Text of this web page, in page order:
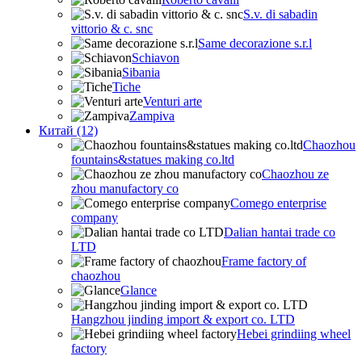
S.v. di sabadin
vittorio & c. snc
Same decorazione s.r.l
Schiavon
Sibania
Tiche
Venturi arte
Zampiva
Китай (12)
Chaozhou
fountains&statues making co.ltd
Chaozhou ze
zhou manufactory co
Comego enterprise
company
Dalian hantai trade co
LTD
Frame factory of
chaozhou
Glance
Hangzhou jinding import & export co. LTD
Hebei grindiing wheel
factory